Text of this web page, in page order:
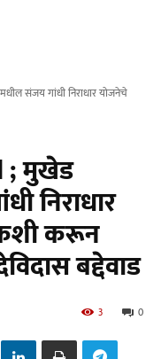
संजय गांधी निराधार योजनेचे
; मुखेड
निराधार
करून
बद्देवाड
0
3